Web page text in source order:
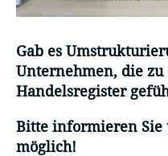
Gab es
Unternehmen, die
Handelsregister
Bitte informieren Sie
möglich!